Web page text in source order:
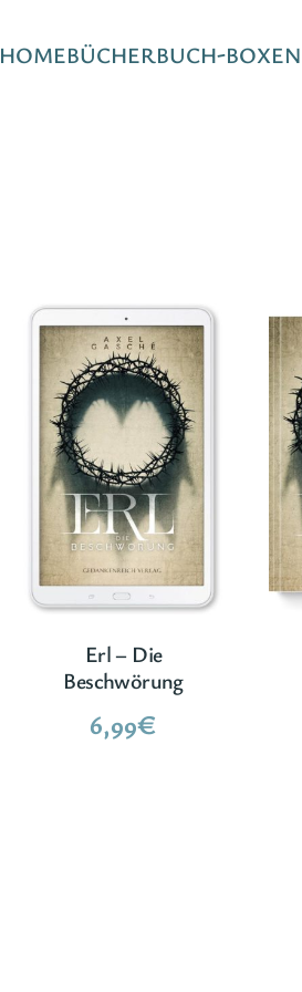
HOMEBÜCHERBUCH-BOXEN
Erl – Die
Beschwörung
6,99€